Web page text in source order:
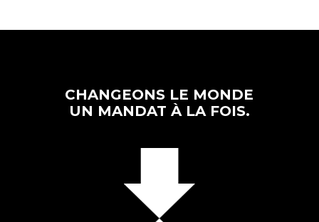
CHANGEONS LE MONDE
UN MANDAT À LA FOIS.